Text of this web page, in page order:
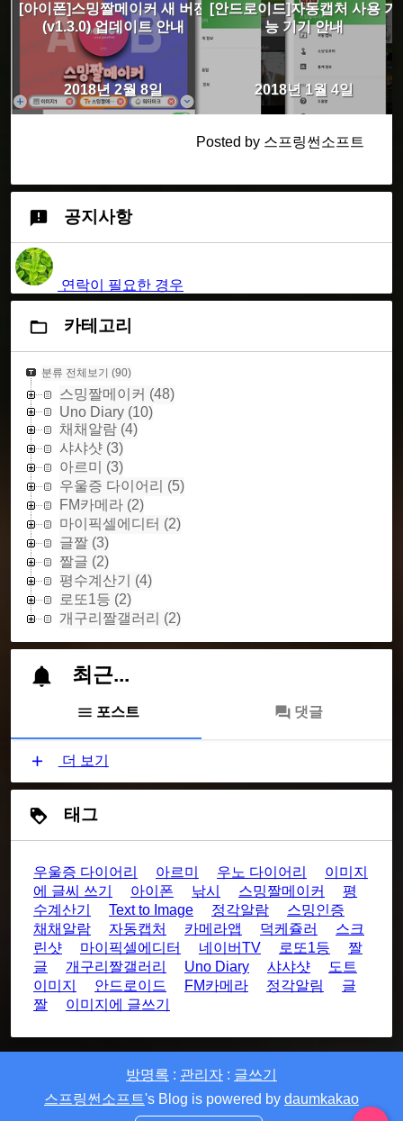
[아이폰]스밍짤메이커 새 버전
(v1.3.0) 업데이트 안내
2018년 2월 8일
[안드로이드]자동캡처 사용 가
능 기기 안내
2018년 1월 4일
Posted by 스프링썬소프트
공지사항
연락이 필요한 경우
카테고리
분류 전체보기 (90)
스밍짤메이커 (48)
Uno Diary (10)
채채알람 (4)
샤샤샷 (3)
아르미
(3)
우울증 다이어리 (5)
FM카메라 (2)
마이픽셀에디터 (2)
글짤 (3)
짤글 (2)
평수계산기
(4)
로또1등 (2)
개구리짤갤러리 (2)
최근...
포스트 댓글
더 보기
태그
우울증 다이어리 아르미 우노 다이어리
이미지
에 글씨 쓰기
아이폰 낚시 스밍짤메이커
평
수계산기
Text to Image 정각알람
스밍인증
채채알람
자동캡처 카메라앱 덕케쥴러
스크
린샷
마이픽셀에디터 네이버TV 로또1등
짤
글
개구리짤갤러리 Uno Diary 샤샤샷
도트
이미지
안드로이드 FM카메라 정각알림
글
짤
이미지에 글쓰기
방명록 : 관리자 : 글쓰기
스프링썬소프트's Blog is powered by daumkakao